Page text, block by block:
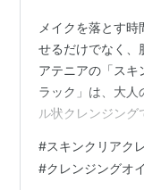
メイクを落とす
せるだけでなく、
アテニアの「スキ
ラック」は、大人
ル状クレンジング
す。 特徴と魅力
テアプローチ」を
#スキンクリアク
#クレンジングオ